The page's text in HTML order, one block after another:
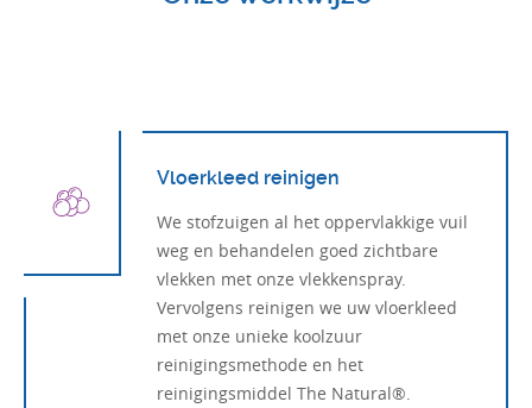
Vloerkleed reinigen
We stofzuigen al het oppervlakkige vuil
weg en behandelen goed zichtbare
vlekken met onze vlekkenspray.
Vervolgens reinigen we uw vloerkleed
met onze unieke koolzuur
reinigingsmethode en het
reinigingsmiddel The Natural®.